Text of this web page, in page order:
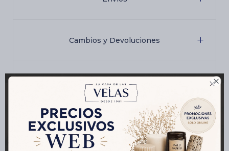

Cambios y Devoluciones
Medios de pago